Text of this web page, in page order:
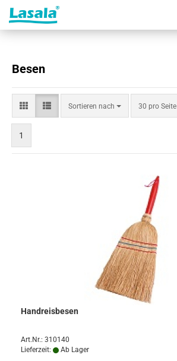
Besen
Sortieren nach
Sortieren
nach
30 pro Seite
pro Seite
1
Handreisbesen
Art.Nr.: 310140
Lieferzeit:
Ab Lager